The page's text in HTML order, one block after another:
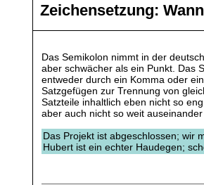
Zeichensetzung:
Das Semikolon nimmt in der
aber schwächer als ein Punkt. Das
entweder durch ein Komma oder
Satzgefügen zur Trennung von
Satzteile inhaltlich eben nicht so
aber auch nicht so weit
Das Projekt ist abgeschlossen; wir
Hubert ist ein echter Haudegen;